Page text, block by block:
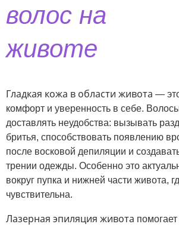
волос на
животе
Гладкая кожа в области живота —
комфорт и уверенность в себе.
доставлять неудобства: вызывать
бритья, способствовать появлению
после восковой депиляции и
трении одежды. Особенно это
вокруг пупка и нижней части живота,
чувствительна.
Лазерная эпиляция живота